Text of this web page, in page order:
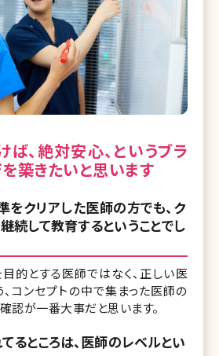
、絶対安心、というブラ
築きたいと思います
クリアした医師の方でも、ク
続して教育するということでし
目的とする医師ではなく、正しい医
コンセプトの中で集まった医師の
認が一番大事だと思います。
るところは、医師のレベルとい